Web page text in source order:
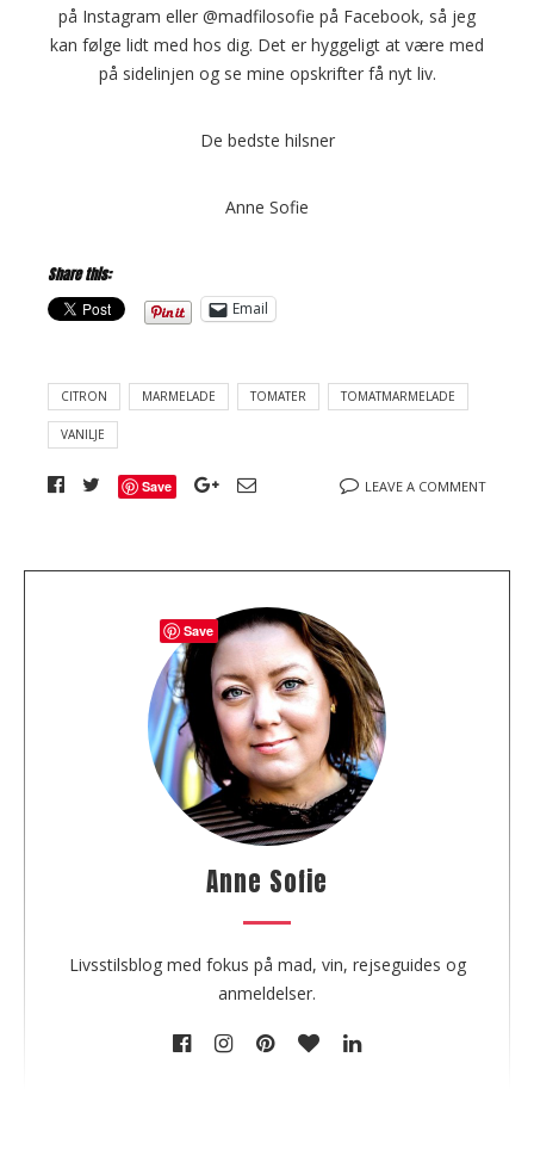
på Instagram eller @madfilosofie på Facebook, så jeg
kan følge lidt med hos dig. Det er hyggeligt at være med
på sidelinjen og se mine opskrifter få nyt liv.
De bedste hilsner
Anne Sofie
Share this:
Email
CITRON MARMELADE TOMATER TOMATMARMELADE
VANILJE
Save LEAVE A COMMENT
Anne Sofie
Livsstilsblog med fokus på mad, vin, rejseguides og
anmeldelser.
Save